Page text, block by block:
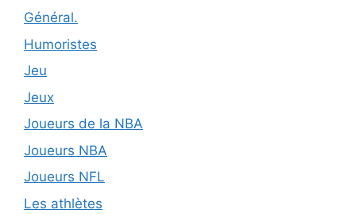
Général.
Humoristes
Jeu
Jeux
Joueurs de la NBA
Joueurs NBA
Joueurs NFL
Les athlètes